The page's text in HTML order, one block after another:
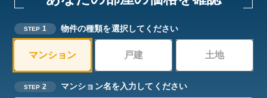
STEP 1 物件の種類を選択してください
マンション 戸建 土地
STEP 2 マンション名を入力してください